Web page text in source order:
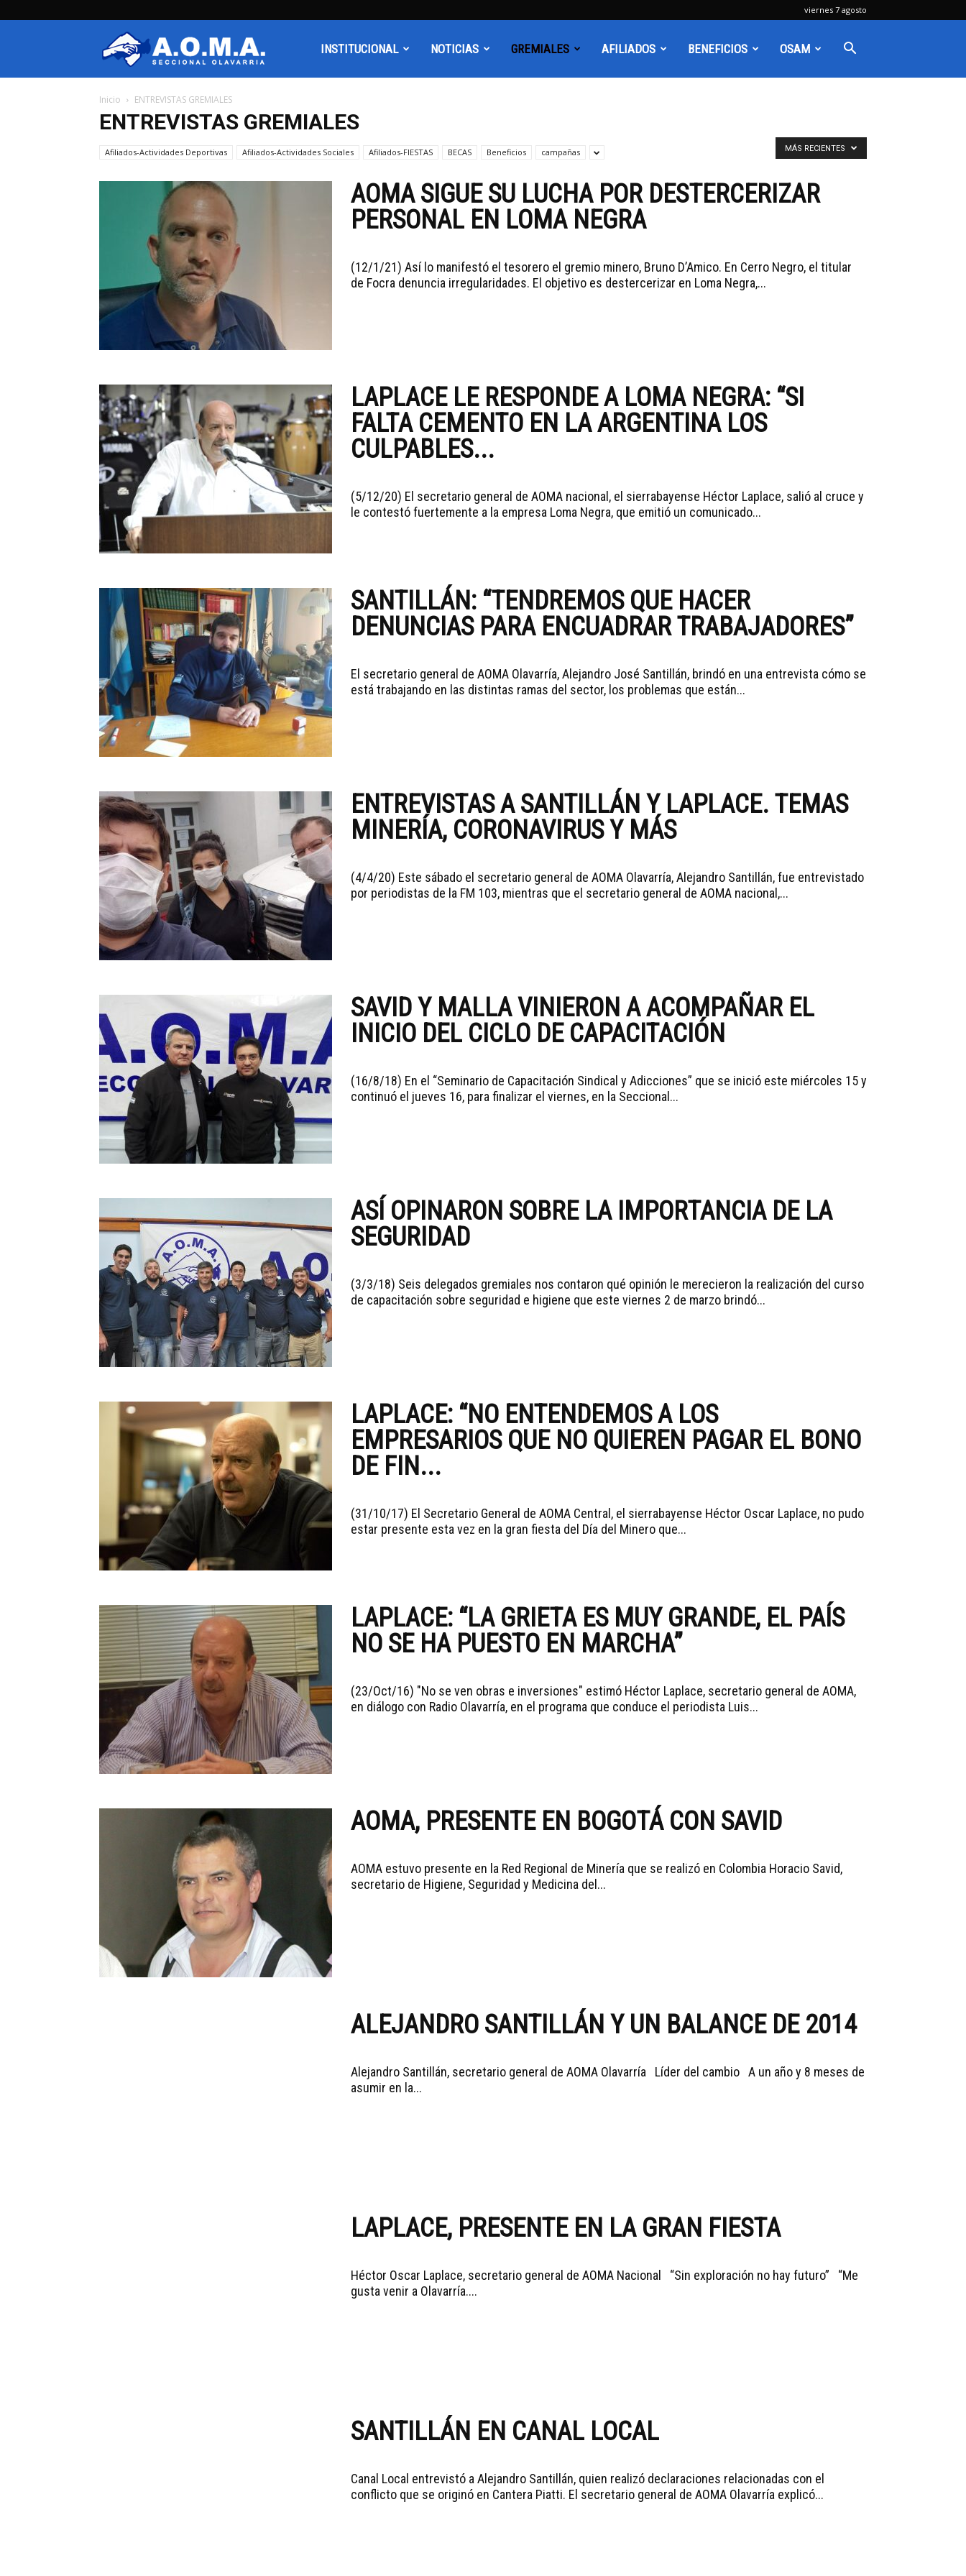
viernes 7 agosto
INSTITUCIONAL NOTICIAS GREMIALES AFILIADOS BENEFICIOS OSAM
Inicio ENTREVISTAS GREMIALES
ENTREVISTAS GREMIALES
Afiliados-Actividades Deportivas Afiliados-Actividades Sociales Afiliados-FIESTAS BECAS Beneficios campañas MÁS RECIENTES
AOMA SIGUE SU LUCHA POR DESTERCERIZAR
PERSONAL EN LOMA NEGRA
(12/1/21) Así lo manifestó el tesorero el gremio minero, Bruno D’Amico. En Cerro Negro, el titular
de Focra denuncia irregularidades. El objetivo es destercerizar en Loma Negra,...
LAPLACE LE RESPONDE A LOMA NEGRA: “SI
FALTA CEMENTO EN LA ARGENTINA LOS
CULPABLES...
(5/12/20) El secretario general de AOMA nacional, el sierrabayense Héctor Laplace, salió al cruce y
le contestó fuertemente a la empresa Loma Negra, que emitió un comunicado...
SANTILLÁN: “TENDREMOS QUE HACER
DENUNCIAS PARA ENCUADRAR TRABAJADORES”
El secretario general de AOMA Olavarría, Alejandro José Santillán, brindó en una entrevista cómo se
está trabajando en las distintas ramas del sector, los problemas que están...
ENTREVISTAS A SANTILLÁN Y LAPLACE. TEMAS
MINERÍA, CORONAVIRUS Y MÁS
(4/4/20) Este sábado el secretario general de AOMA Olavarría, Alejandro Santillán, fue entrevistado
por periodistas de la FM 103, mientras que el secretario general de AOMA nacional,...
SAVID Y MALLA VINIERON A ACOMPAÑAR EL
INICIO DEL CICLO DE CAPACITACIÓN
(16/8/18) En el “Seminario de Capacitación Sindical y Adicciones” que se inició este miércoles 15 y
continuó el jueves 16, para finalizar el viernes, en la Seccional...
ASÍ OPINARON SOBRE LA IMPORTANCIA DE LA
SEGURIDAD
(3/3/18) Seis delegados gremiales nos contaron qué opinión le merecieron la realización del curso
de capacitación sobre seguridad e higiene que este viernes 2 de marzo brindó...
LAPLACE: “NO ENTENDEMOS A LOS
EMPRESARIOS QUE NO QUIEREN PAGAR EL BONO
DE FIN...
(31/10/17) El Secretario General de AOMA Central, el sierrabayense Héctor Oscar Laplace, no pudo
estar presente esta vez en la gran fiesta del Día del Minero que...
LAPLACE: “LA GRIETA ES MUY GRANDE, EL PAÍS
NO SE HA PUESTO EN MARCHA”
(23/Oct/16) "No se ven obras e inversiones" estimó Héctor Laplace, secretario general de AOMA,
en diálogo con Radio Olavarría, en el programa que conduce el periodista Luis...
AOMA, PRESENTE EN BOGOTÁ CON SAVID
AOMA estuvo presente en la Red Regional de Minería que se realizó en Colombia Horacio Savid,
secretario de Higiene, Seguridad y Medicina del...
ALEJANDRO SANTILLÁN Y UN BALANCE DE 2014
Alejandro Santillán, secretario general de AOMA Olavarría Líder del cambio A un año y 8 meses de
asumir en la...
LAPLACE, PRESENTE EN LA GRAN FIESTA
Héctor Oscar Laplace, secretario general de AOMA Nacional “Sin exploración no hay futuro” “Me
gusta venir a Olavarría....
SANTILLÁN EN CANAL LOCAL
Canal Local entrevistó a Alejandro Santillán, quien realizó declaraciones relacionadas con el
conflicto que se originó en Cantera Piatti. El secretario general de AOMA Olavarría explicó...